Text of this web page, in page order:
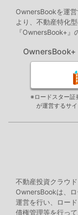
OwnersBookを運
より、不動産特化
『OwnersBook+』
OwnersBook+
※ロードスター証
が運営するサ
不動産投資クラウ
OwnersBookは、
運営を行い、ロー
債権管理等を行って